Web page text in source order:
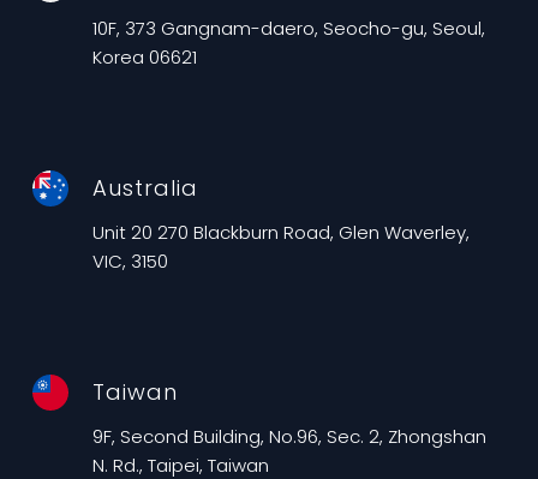
10F, 373 Gangnam-daero, Seocho-gu, Seoul,
Korea 06621
Australia
Unit 20 270 Blackburn Road, Glen Waverley,
VIC, 3150
Taiwan
9F, Second Building, No.96, Sec. 2, Zhongshan
N. Rd., Taipei, Taiwan